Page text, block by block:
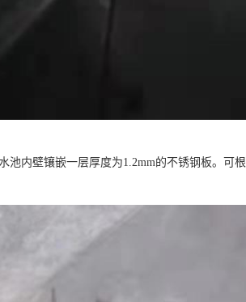
池内壁镶嵌一层厚度为1.2mm的不锈钢板。可根